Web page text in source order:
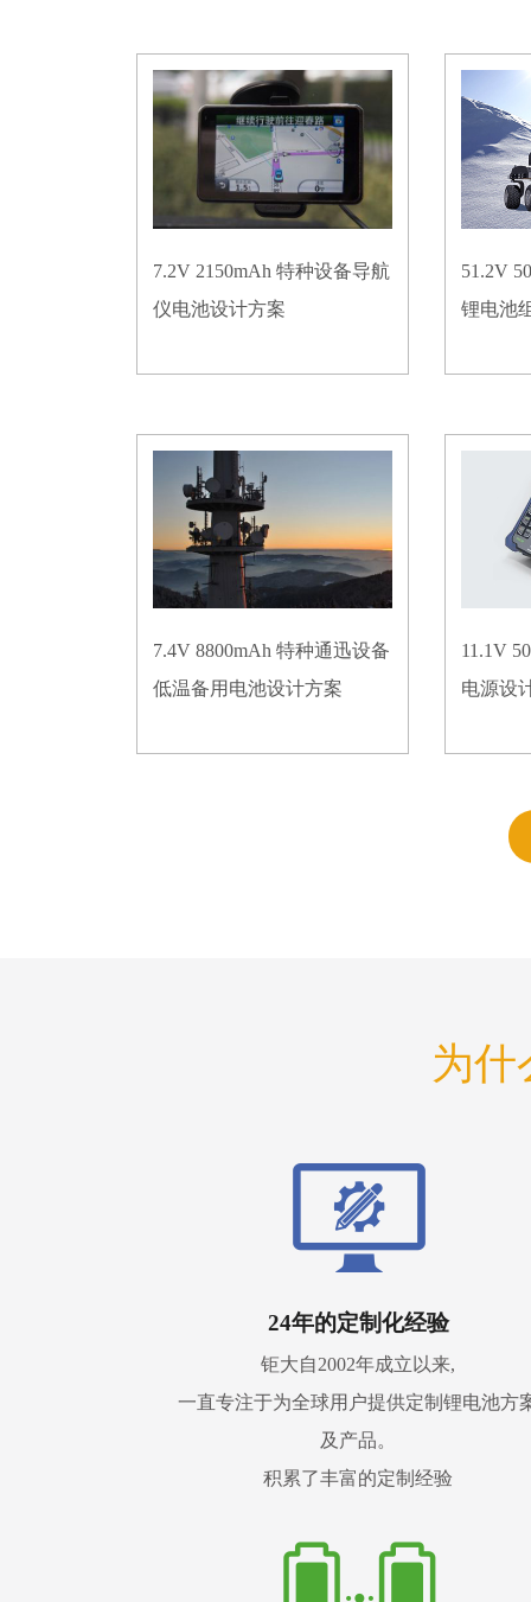
7.2V 2150mAh 特种设备导航
仪电池设计方案
51.2V
锂电池
7.4V 8800mAh 特种通迅设备
低温备用电池设计方案
11.1V
电源设
为什
24年的定制化经验
钜大自2002年成立以来,
一直专注于为全球用户提供定制锂电池方
及产品。
积累了丰富的定制经验